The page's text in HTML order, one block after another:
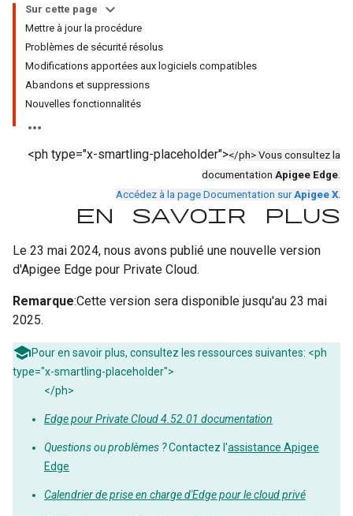
Sur cette page
Mettre à jour la procédure
Problèmes de sécurité résolus
Modifications apportées aux logiciels compatibles
Abandons et suppressions
Nouvelles fonctionnalités
<ph type="x-smartling-placeholder"></ph> Vous consultez la
documentation Apigee Edge.
Accédez à la page Documentation surApigee X.
En savoir plus
Le 23 mai 2024, nous avons publié une nouvelle version
d'Apigee Edge pour Private Cloud.
Remarque:Cette version sera disponible jusqu'au 23 mai
2025.
Pour en savoir plus, consultez les ressources suivantes: <ph
type="x-smartling-placeholder">
</ph>
Edge pour Private Cloud 4.52.01 documentation
Questions ou problèmes ?Contactez l'assistance Apigee
Edge
Calendrier de prise en charge d'Edge pour le cloud privé